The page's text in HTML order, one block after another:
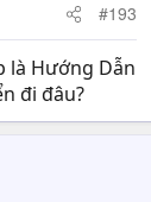
#193
là Hướng Dẫn
đi đâu?